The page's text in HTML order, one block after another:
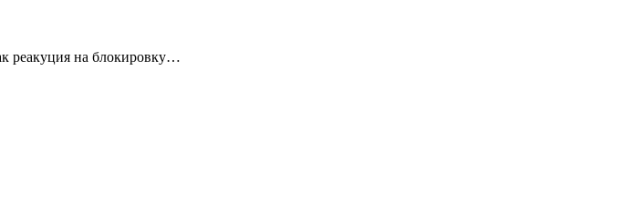
реакуция на блокировку…